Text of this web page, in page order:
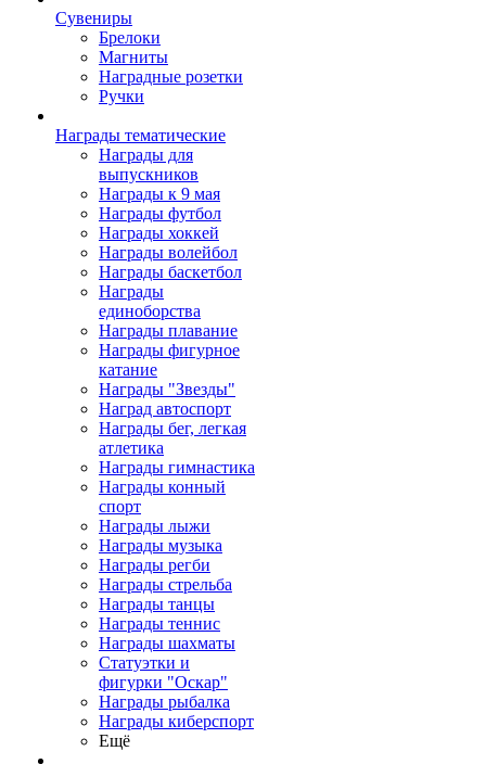
Сувениры
Брелоки
Магниты
Наградные розетки
Ручки
Награды тематические
Награды для
выпускников
Награды к 9 мая
Награды футбол
Награды хоккей
Награды волейбол
Награды баскетбол
Награды
единоборства
Награды плавание
Награды фигурное
катание
Награды "Звезды"
Наград автоспорт
Награды бег, легкая
атлетика
Награды гимнастика
Награды конный
спорт
Награды лыжи
Награды музыка
Награды регби
Награды стрельба
Награды танцы
Награды теннис
Награды шахматы
Статуэтки и
фигурки "Оскар"
Награды рыбалка
Награды киберспорт
Ещё